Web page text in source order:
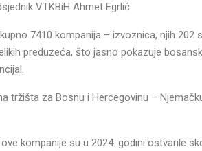
VTKBiH Ahmet Egrlić.
7410 kompanija – izvoznica, njih 202
preduzeća, što jasno pokazuje
tržišta za Bosnu i Hercegovinu –
kompanije su u 2024. godini ostvarile